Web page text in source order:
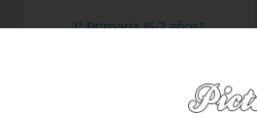
1º Primaria (6-7 años)